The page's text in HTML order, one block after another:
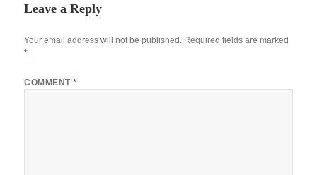
Leave a Reply
Your email address will not be published. Required fields are marked
*
COMMENT*